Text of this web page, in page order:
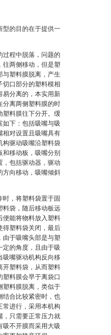
型的目的在于提供一
过程中脱落，问题的
往两侧移动，但是塑
与塑料膜脱离，产生
切口部分的塑料模相
易分离的，本实用新
分离两侧塑料膜的时
塑料膜往下分开。缓
如下：包括吸嘴与吸
相对设置且吸嘴具有
构驱动吸嘴沿塑料袋
移动板，吸嘴分别
，包括驱动器，驱动
方向移动，吸嘴倾斜
，将塑料袋置于固
料袋，随后移动板远
便能将物料放入塑料
得塑料袋关闭，最后
由于吸嘴头部是与塑
定的角度，且由于吸
吸嘴驱动机构反向移
开塑料袋，从而塑料
料膜会早于离袋口
塑料膜脱离，类似于
结合比较紧密时，也
常进行，采用本机构
，只需要正常压力就
吸不开膜而采用大吸